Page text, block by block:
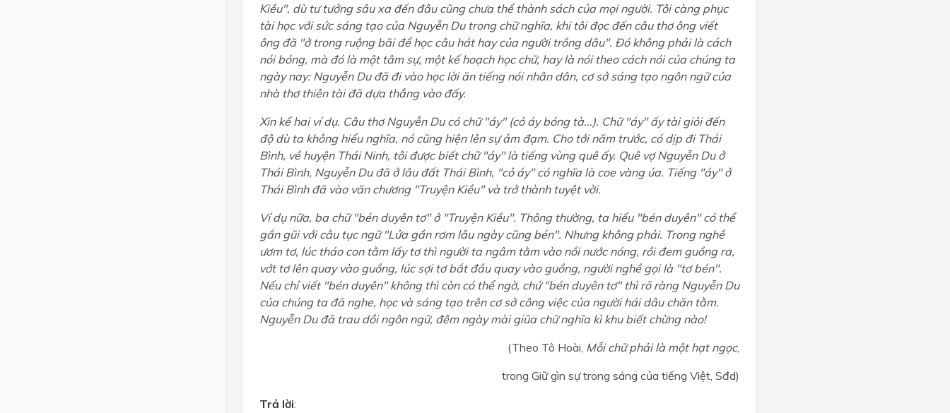
Kiều", dù tư tưởng sâu xa đến đâu cũng chưa thể thành sách của mọi người. Tôi càng phục
tài học với sức sáng tạo của Nguyễn Du trong chữ nghĩa, khi tôi đọc đến câu thơ ông viết
ông đã "ở trong ruộng bãi để học câu hát hay của người trồng dâu". Đó không phải là cách
nói bóng, mà đó là một tâm sự, một kế hoạch học chữ, hay là nói theo cách nói của chúng ta
ngày nay: Nguyễn Du đã đi vào học lời ăn tiếng nói nhân dân, cơ sở sáng tạo ngôn ngữ của
nhà thơ thiên tài đã dựa thẳng vào đấy.
Xin kể hai ví dụ. Câu thơ Nguyễn Du có chữ "áy" (cỏ áy bóng tà...). Chữ "áy" ấy tài giỏi đến
độ dù ta không hiểu nghĩa, nó cũng hiện lên sự ảm đạm. Cho tới năm trước, có dịp đi Thái
Bình, về huyện Thái Ninh, tôi được biết chữ "áy" là tiếng vùng quê ấy. Quê vợ Nguyễn Du ở
Thái Bình, Nguyễn Du đã ở lâu đất Thái Bình, "cỏ áy" có nghĩa là coe vàng úa. Tiếng "áy" ở
Thái Bình đã vào văn chương "Truyện Kiều" và trở thành tuyệt vời.
Ví dụ nữa, ba chữ "bén duyên tơ" ở "Truyện Kiều". Thông thường, ta hiểu "bén duyên" có thể
gần gũi với câu tục ngữ "Lửa gần rơm lâu ngày cũng bén". Nhưng không phải. Trong nghề
ươm tơ, lúc tháo con tằm lấy tơ thì người ta ngâm tằm vào nồi nước nóng, rồi đem guồng ra,
vớt tơ lên quay vào guồng, lúc sợi tơ bắt đầu quay vào guồng, người nghề gọi là "tơ bén".
Nếu chỉ viết "bén duyên" không thì còn có thể ngờ, chứ "bén duyên tơ" thì rõ ràng Nguyễn Du
của chúng ta đã nghe, học và sáng tạo trên cơ sở công việc của người hái dâu chăn tằm.
Nguyễn Du đã trau dồi ngôn ngữ, đêm ngày mài giũa chữ nghĩa kì khu biết chừng nào!
(Theo Tô Hoài, Mỗi chữ phải là một hạt ngọc,
trong Giữ gìn sự trong sáng của tiếng Việt, Sđd)
Trả lời: